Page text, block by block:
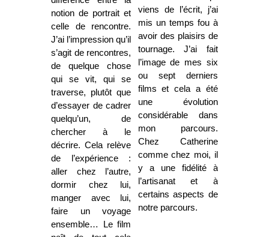
notion de portrait et
celle de rencontre.
J’ai l’impression qu’il
s’agit de rencontres,
de quelque chose
qui se vit, qui se
traverse, plutôt que
d’essayer de cadrer
quelqu’un, de
chercher à le
décrire. Cela relève
de l’expérience :
aller chez l’autre,
dormir chez lui,
manger avec lui,
faire un voyage
ensemble… Le film
viens de l’écrit, j’ai
mis un temps fou à
avoir des plaisirs de
tournage. J’ai fait
l’image de mes six
ou sept derniers
films et cela a été
une évolution
considérable dans
mon parcours.
Chez Catherine
comme chez moi, il
y a une fidélité à
l’artisanat et à
certains aspects de
notre parcours.